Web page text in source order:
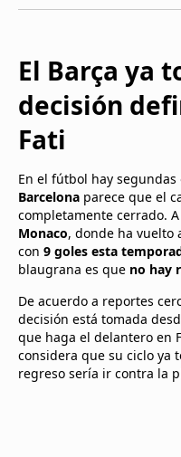
Programación
El Barça ya
decisión
Fati
En el fútbol hay
Barcelona parece que el
completamente cerrado.
Monaco, donde ha vuelto
con 9 goles esta
blaugrana es que no hay
De acuerdo a reportes
decisión está tomada
que haga el delantero en
considera que su ciclo ya
regreso sería ir contra la